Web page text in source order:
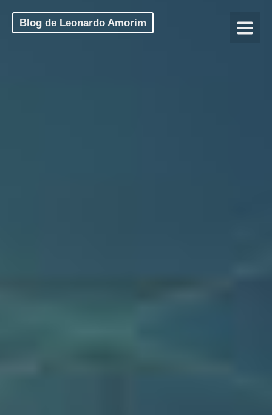
Blog de Leonardo Amorim